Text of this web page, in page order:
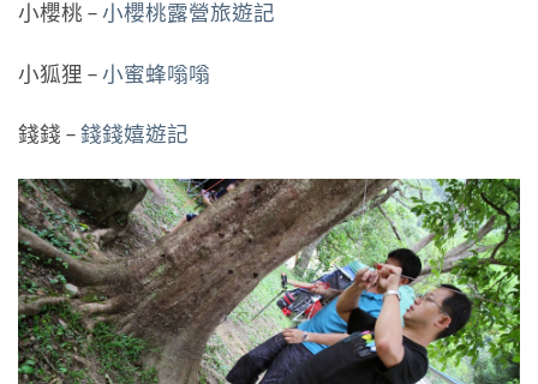
小櫻桃 –小櫻桃露營旅遊記
小狐狸 –小蜜蜂嗡嗡
錢錢 –錢錢嬉遊記